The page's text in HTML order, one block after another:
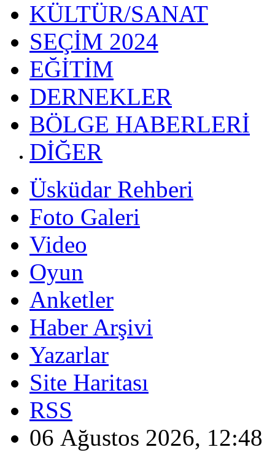
KÜLTÜR/SANAT
SEÇİM 2024
EĞİTİM
DERNEKLER
BÖLGE HABERLERİ
DİĞER
Üsküdar Rehberi
Foto Galeri
Video
Oyun
Anketler
Haber Arşivi
Yazarlar
Site Haritası
RSS
06 Ağustos 2026, 12:48